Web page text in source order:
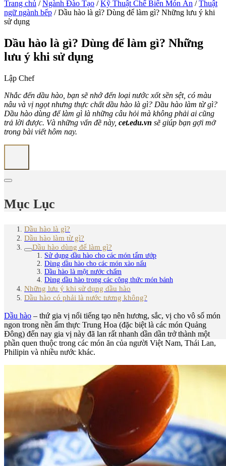
Trang chủ / Ngành Đào Tạo / Kỹ Thuật Chế Biến Món Ăn / Thuật
ngữ ngành bếp / Dầu hào là gì? Dùng để làm gì? Những lưu ý khi
sử dụng
Dầu hào là gì? Dùng để làm gì? Những
lưu ý khi sử dụng
Lập Chef
Nhắc đến dầu hào, bạn sẽ nhớ đến loại nước xốt sền sệt, có màu
nâu và vị ngọt nhưng thực chất dầu hào là gì? Dầu hào làm từ gì?
Dầu hào dùng để làm gì là những câu hỏi mà không phải ai cũng
trả lời được. Và những vấn đề này, cet.edu.vn sẽ giúp bạn gợi mở
trong bài viết hôm nay.
Mục Lục
Dầu hào là gì?
Dầu hào làm từ gì?
Dầu hào dùng để làm gì?
Sử dụng dầu hào cho các món tẩm ướp
Dùng dầu hào cho các món xào nấu
Dầu hào là một nước chấm
Dùng dầu hào trong các công thức món bánh
Những lưu ý khi sử dụng dầu hào
Dầu hào có phải là nước tương không?
Dầu hào – thứ gia vị nổi tiếng tạo nên hương, sắc, vị cho vô số món
ngon trong nền ẩm thực Trung Hoa (đặc biệt là các món Quảng
Đông) đến nay gia vị này đã lan rất nhanh dần dần trở thành một
phần quen thuộc trong các món ăn của người Việt Nam, Thái Lan,
Philipin và nhiều nước khác.